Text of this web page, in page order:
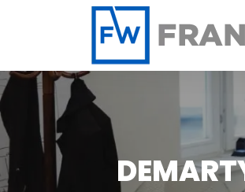
Panneau de gestion des cookies